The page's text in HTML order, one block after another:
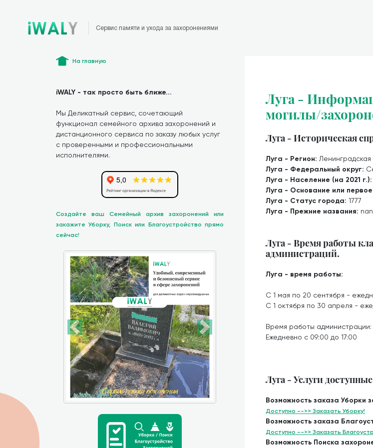
Сервис памяти и ухода за захоронениями
На главную
iWALY - так просто быть ближе...
Мы Деликатный сервис, сочетающий
функционал семейного архива захоронений и
дистанционного сервиса по заказу любых услуг
с проверенными и профессиональными
исполнителями.
Создайте ваш Семейный архив захоронений или
закажите Уборку, Поиск или Благоустройство прямо
сейчас!
Луга -
могилы/
Луга - Историческая
Луга - Регион: Ленинградская
Луга - Федеральный округ:
Луга - Население (на 2021 г.):
Луга - Основание или
Луга - Статус города: 1777
Луга - Прежние названия: nan
Луга - Время работы
администраций.
Луга - время работы:
С 1 мая по 20 сентября -
С 1 октября по 30 апреля -
Время работы администрации:
Ежедневно с 09:00 до 17:00
Луга - Услуги
Возможность заказа Уборки
Доступно -->> Заказать Уборку!
Возможность заказа
Доступно -->> Заказать
Возможность Поиска